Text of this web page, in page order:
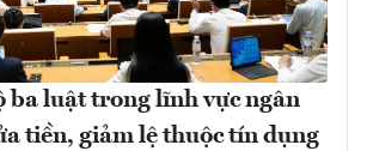
ba luật trong lĩnh vực ngân
tiền, giảm lệ thuộc tín dụng